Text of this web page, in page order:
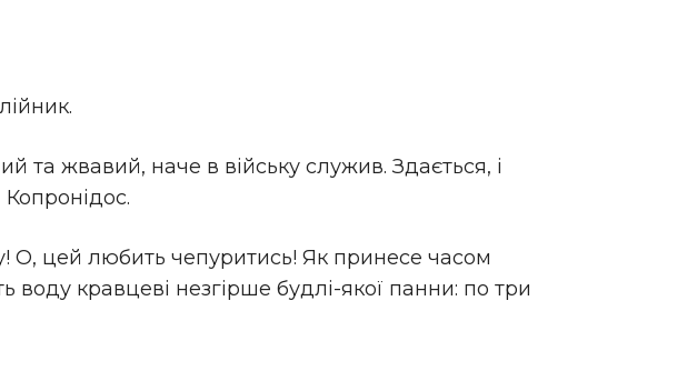
та жвавий, наче в війську служив. Здається, i
цей любить чепуритись! Як принесе часом
воду кравцеві незгірше будлі-якої панни: по три